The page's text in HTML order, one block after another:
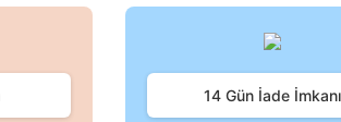
veya görüntülenemiyor.
bulunuyor.
14 Gün İade İmkanı